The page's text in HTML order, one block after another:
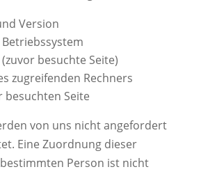
Version
besuchte Seite)
zugreifenden Rechners
besuchten Seite
von uns nicht angefordert
Eine Zuordnung dieser
Person ist nicht